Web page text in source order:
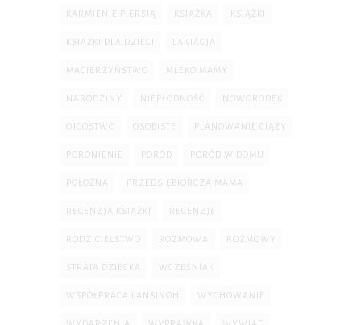
KARMIENIE PIERSIĄ KSIĄŻKA KSIĄŻKI
KSIĄŻKI DLA DZIECI LAKTACJA
MACIERZYŃSTWO MLEKO MAMY
NARODZINY NIEPŁODNOŚĆ NOWORODEK
OJCOSTWO OSOBISTE PLANOWANIE CIĄŻY
PORONIENIE PORÓD PORÓD W DOMU
POŁOŻNA PRZEDSIĘBIORCZA MAMA
RECENZJA KSIĄŻKI RECENZJE
RODZICIELSTWO ROZMOWA ROZMOWY
STRATA DZIECKA WCZEŚNIAK
WSPÓŁPRACA LANSINOH WYCHOWANIE